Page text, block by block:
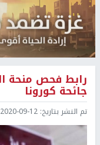
جائحة كورونا
تم النشر بتاريخ: 2020-09-12 18:33